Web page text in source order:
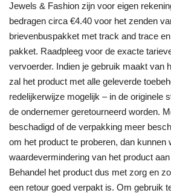
Jewels & Fashion zijn voor eigen
bedragen circa €4.40 voor het zenden
brievenbuspakket met track and trace
pakket. Raadpleeg voor de exacte
vervoerder. Indien je gebruik maakt van
zal het product met alle geleverde
redelijkerwijze mogelijk – in de originele
de ondernemer geretourneerd worden.
beschadigd of de verpakking meer
om het product te proberen, dan kunnen
waardevermindering van het product
Behandel het product dus met zorg en
een retour goed verpakt is. Om gebruik